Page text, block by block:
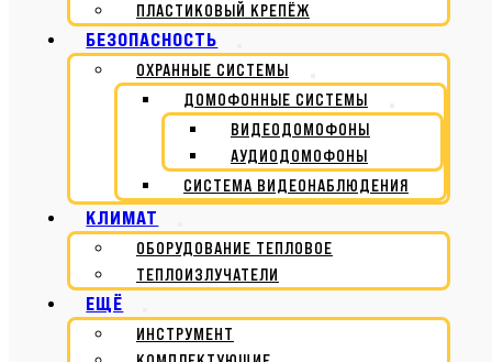
ПЛАСТИКОВЫЙ КРЕПЁЖ
БЕЗОПАСНОСТЬ
ОХРАННЫЕ СИСТЕМЫ
ДОМОФОННЫЕ СИСТЕМЫ
ВИДЕОДОМОФОНЫ
АУДИОДОМОФОНЫ
СИСТЕМА ВИДЕОНАБЛЮДЕНИЯ
КЛИМАТ
ОБОРУДОВАНИЕ ТЕПЛОВОЕ
ТЕПЛОИЗЛУЧАТЕЛИ
ЕЩЁ
ИНСТРУМЕНТ